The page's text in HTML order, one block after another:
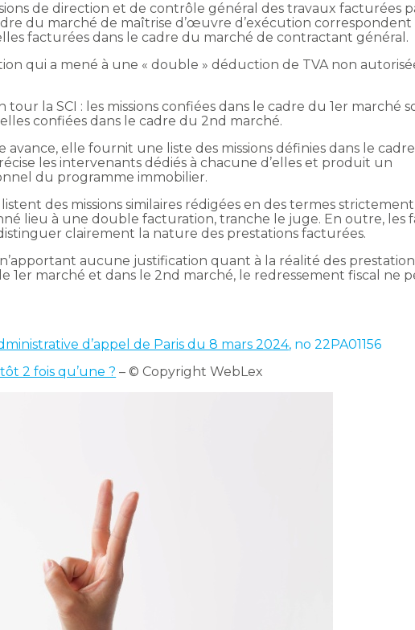
de direction et de contrôle général des travaux facturées
du marché de maîtrise d’œuvre d’exécution correspondent
facturées dans le cadre du marché de contractant général.
qui a mené à une « double » déduction de TVA non
tour la SCI : les missions confiées dans le cadre du 1er marché
confiées dans le cadre du 2nd marché.
avance, elle fournit une liste des missions définies dans le
les intervenants dédiés à chacune d’elles et produit un
du programme immobilier.
des missions similaires rédigées en des termes strictement
lieu à une double facturation, tranche le juge. En outre, les
clairement la nature des prestations facturées.
aucune justification quant à la réalité des
1er marché et dans le 2nd marché, le redressement fiscal ne
d’appel de Paris du 8 mars 2024, no 22PA01156
2 fois qu’une ? – © Copyright WebLex